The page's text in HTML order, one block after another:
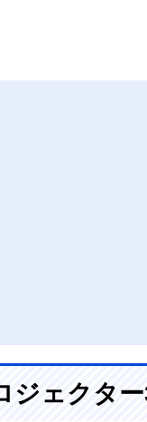
ジェクタ